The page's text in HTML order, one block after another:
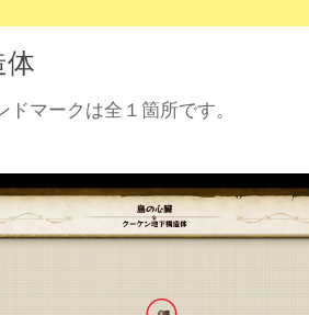
マークは全１箇所です。